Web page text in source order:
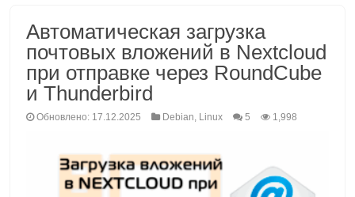
Автоматическая загрузка
почтовых вложений в Nextcloud
при отправке через RoundCube
и Thunderbird
Обновлено: 17.12.2025 Debian, Linux 5 1,998